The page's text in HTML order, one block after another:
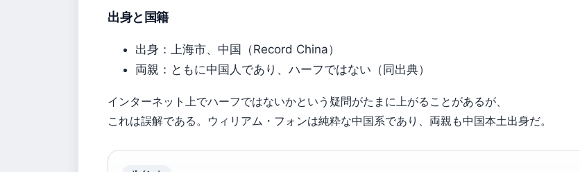
出身と国籍
出身：上海市、中国（Record China）
両親：ともに中国人であり、ハーフではない（同出典）
インターネット上でハーフではないかという疑問がたまに上がることがあるが、
これは誤解である。ウィリアム・フォンは純粋な中国系であり、両親も中国本土出身だ。